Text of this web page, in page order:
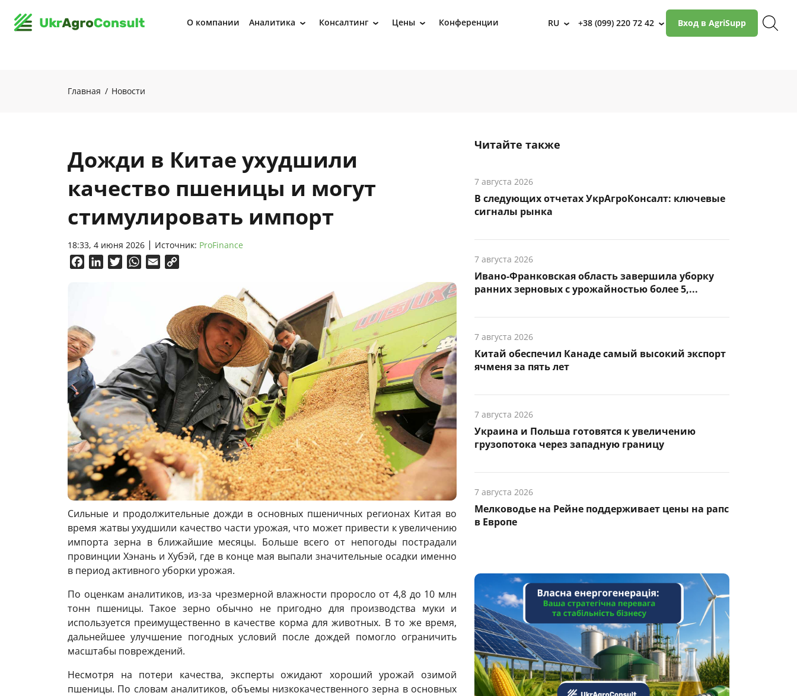
О компании Аналитика › Консалтинг › Цены › Конференции RU › +38 (099) 220 72 42 › Вход в AgriSupp
Главная Новости
Дожди в Китае ухудшили
качество пшеницы и могут
стимулировать импорт
18:33, 4 июня 2026 Источник: ProFinance
FacebookLinkedInTwitterWhatsApp
Email
Сильные и продолжительные дожди в основных пшеничных регионах Китая во
время жатвы ухудшили качество части урожая, что может привести к увеличению
импорта зерна в ближайшие месяцы. Больше всего от непогоды пострадали
провинции Хэнань и Хубэй, где в конце мая выпали значительные осадки именно
в период активного уборки урожая.
По оценкам аналитиков, из-за чрезмерной влажности проросло от 4,8 до 10 млн
тонн пшеницы. Такое зерно обычно не пригодно для производства муки и
используется преимущественно в качестве корма для животных. В то же время,
дальнейшее улучшение погодных условий после дождей помогло ограничить
масштабы повреждений.
Несмотря на потери качества, эксперты ожидают хороший урожай озимой
пшеницы. По словам аналитиков, объемы низкокачественного зерна в основных
Читайте также
7 августа 2026
В следующих отчетах УкрАгроКонсалт: ключевые
сигналы рынка
7 августа 2026
Ивано-Франковская область завершила уборку
ранних зерновых с урожайностью более 5,...
7 августа 2026
Китай обеспечил Канаде самый высокий экспорт
ячменя за пять лет
7 августа 2026
Украина и Польша готовятся к увеличению
грузопотока через западную границу
7 августа 2026
Мелководье на Рейне поддерживает цены на рапс
в Европе